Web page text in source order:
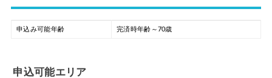
申込み可能年齢 完済時年齢～70歳
申込可能エリア